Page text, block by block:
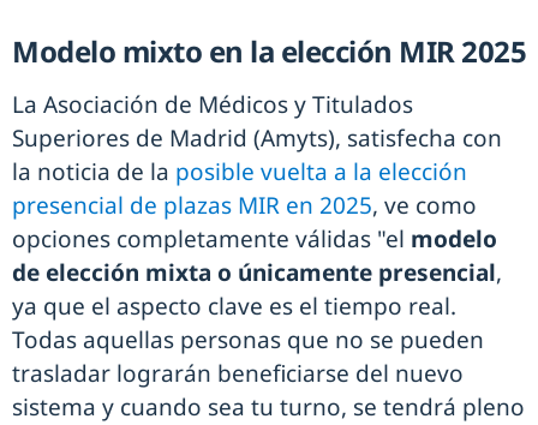
Modelo mixto en la elección MIR 2025
La Asociación de Médicos y Titulados
Superiores de Madrid (Amyts), satisfecha con
la noticia de la posible vuelta a la elección
presencial de plazas MIR en 2025, ve como
opciones completamente válidas "el modelo
de elección mixta o únicamente presencial,
ya que el aspecto clave es el tiempo real.
Todas aquellas personas que no se pueden
trasladar lograrán beneficiarse del nuevo
sistema y cuando sea tu turno, se tendrá pleno